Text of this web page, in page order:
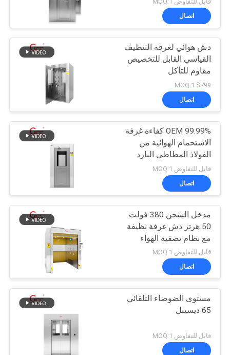
اتصال
دش هوائي لغرفة التنظيف
القياسي القابل للتخصيص
مقاوم للتآكل
$799 MOQ:1
اتصال
OEM 99.99% كفاءة غرفة
الاستحمام الهوائية من
الفولاذ المطاطي البارد
قابل للتفاوض MOQ:1
اتصال
مدخل الشحن 380 فولت
50 هرتز دش غرفة نظيفة
مع نظام تصفية الهواء
قابل للتفاوض MOQ:1
اتصال
مستوى الضوضاء التلقائي
65 ديسيبل
قابل للتفاوض MOQ:1
اتصال